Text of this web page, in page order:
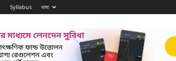
Syllabus ভাষা